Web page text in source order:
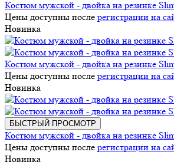
Костюм мужской - двойка на резинке
Цены доступны после регистрации на
Новинка
Костюм мужской - двойка на резинке
Цены доступны после регистрации на
Новинка
БЫСТРЫЙ ПРОСМОТР
Костюм мужской - двойка на резинке
Цены доступны после регистрации на
Новинка